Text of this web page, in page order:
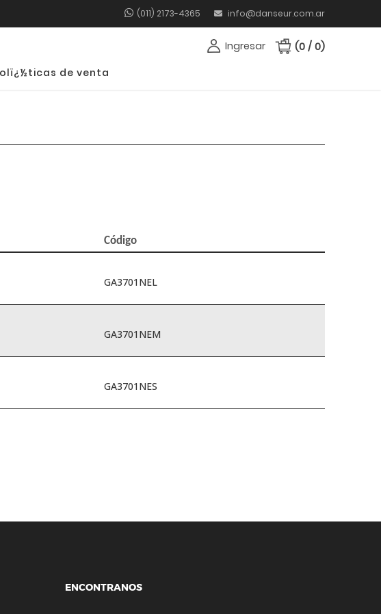
(011) 2173-4365 info@danseur.com.ar
Ingresar (0 / 0)
de venta
Código
GA3701NEL
GA3701NEM
GA3701NES
ENCONTRANOS